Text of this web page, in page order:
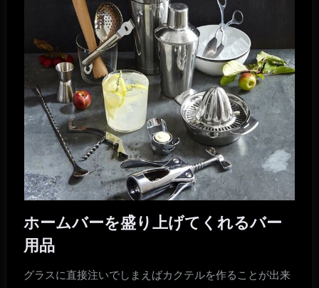
ホームバーを盛り上げてくれるバー
用品
グラスに直接注いでしまえばカクテルを作ることが出来